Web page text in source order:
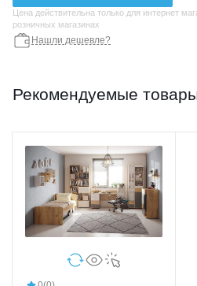
Цена действительна только для интернет
розничных магазинах
Нашли дешевле?
Рекомендуемые